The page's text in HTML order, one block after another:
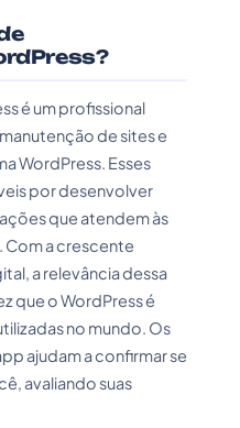
é um profissional
de sites e
WordPress. Esses
por desenvolver
que atendem às
Com a crescente
a relevância dessa
que o WordPress é
no mundo. Os
ajudam a confirmar se
avaliando suas